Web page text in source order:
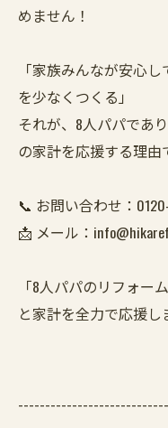
めません！
「家族みんなが安心
を少なくつくる」
それが、8人パパであ
の家計を応援する理由
📞 お問い合わせ：
📩 メール：
「8人パパのリフォー
と家計を全力で応援し